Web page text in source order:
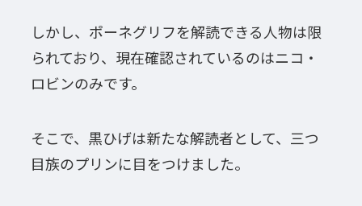
しかし、ポーネグリフを解読できる人物は限
られており、現在確認されているのはニコ・
ロビンのみです。
そこで、黒ひげは新たな解読者として、三つ
目族のプリンに目をつけました。